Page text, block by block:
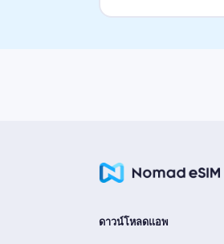
ดาวน์โหลดแอพ